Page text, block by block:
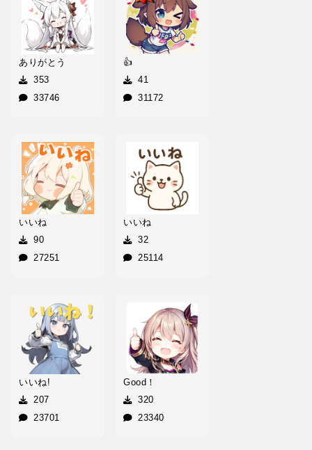
ありがとう
353
33746
👍
41
31172
いいね
90
27251
いいね
32
25114
いいね!
207
23701
Good！
320
23340